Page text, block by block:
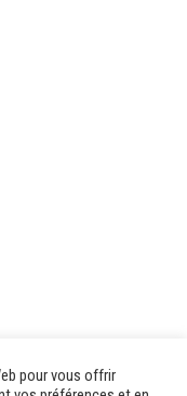
pour vous offrir